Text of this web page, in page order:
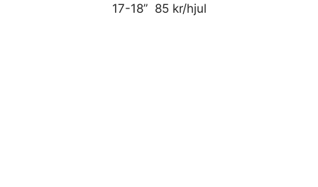
17-18” 85 kr/hjul